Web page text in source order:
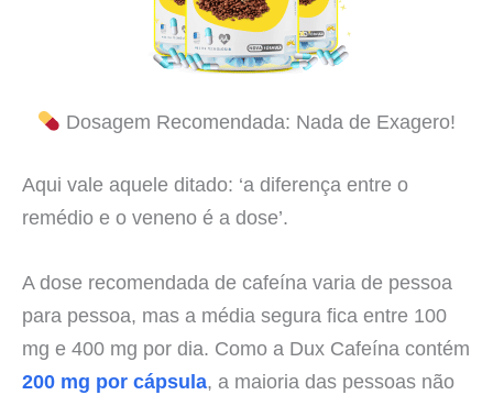
Dosagem Recomendada: Nada de Exagero!
Aqui vale aquele ditado: ‘a diferença entre o
remédio e o veneno é a dose’.
A dose recomendada de cafeína varia de pessoa
para pessoa, mas a média segura fica entre 100
mg e 400 mg por dia. Como a Dux Cafeína contém
200 mg por cápsula, a maioria das pessoas não